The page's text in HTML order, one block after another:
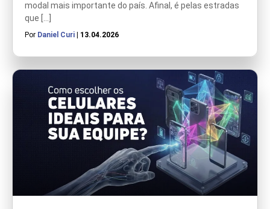
modal mais importante do país. Afinal, é pelas estradas
que […]
Por Daniel Curi | 13.04.2026